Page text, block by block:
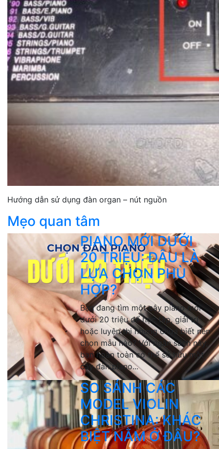
Hướng dẫn sử dụng đàn organ – nút nguồn
Mẹo quan tâm
PIANO MỚI DƯỚI
20 TRIỆU: ĐÂU LÀ
LỰA CHỌN PHÙ
HỢP?
Bạn đang tìm một cây piano mới
dưới 20 triệu để học tập, giải trí
hoặc luyện thi nhưng chưa biết nên
chọn mẫu nào? Với ngân sách này,
bạn hoàn toàn có thể sở hữu một
cây đàn piano...
SO SÁNH CÁC
MODEL VIOLIN
CHRISTINA: KHÁC
BIỆT NẰM Ở ĐÂU?